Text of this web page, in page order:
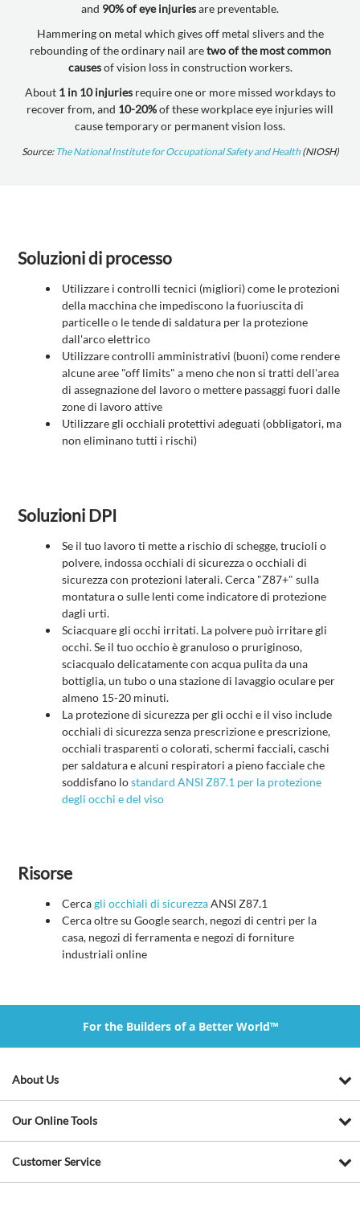
and 90% of eye injuriesare preventable.
Hammering on metal which gives off metal slivers and the
rebounding of the ordinary nail aretwo of the most common
causesof vision loss in construction workers.
About 1 in 10 injuriesrequire one or more missed workdays to
recover from, and 10-20%of these workplace eye injuries will
cause temporary or permanent vision loss.
Source: The National Institute for Occupational Safety and Health(NIOSH)
Soluzioni di processo
Utilizzare i controlli tecnici (migliori) come le protezioni
della macchina che impediscono la fuoriuscita di
particelle o le tende di saldatura per la protezione
dall'arco elettrico
Utilizzare controlli amministrativi (buoni) come rendere
alcune aree "off limits" a meno che non si tratti dell'area
di assegnazione del lavoro o mettere passaggi fuori dalle
zone di lavoro attive
Utilizzare gli occhiali protettivi adeguati (obbligatori, ma
non eliminano tutti i rischi)
Soluzioni DPI
Se il tuo lavoro ti mette a rischio di schegge, trucioli o
polvere, indossa occhiali di sicurezza o occhiali di
sicurezza con protezioni laterali. Cerca "Z87+" sulla
montatura o sulle lenti come indicatore di protezione
dagli urti.
Sciacquare gli occhi irritati. La polvere può irritare gli
occhi. Se il tuo occhio è granuloso o pruriginoso,
sciacqualo delicatamente con acqua pulita da una
bottiglia, un tubo o una stazione di lavaggio oculare per
almeno 15-20 minuti.
La protezione di sicurezza per gli occhi e il viso include
occhiali di sicurezza senza prescrizione e prescrizione,
occhiali trasparenti o colorati, schermi facciali, caschi
per saldatura e alcuni respiratori a pieno facciale che
soddisfano lostandard ANSI Z87.1 per la protezione
degli occhi e del viso
Risorse
Cercagli occhiali di sicurezzaANSI Z87.1
Cerca oltre su Google search, negozi di centri per la
casa, negozi di ferramenta e negozi di forniture
industriali online
For the Builders of a Better World™
About Us
Our Online Tools
Customer Service